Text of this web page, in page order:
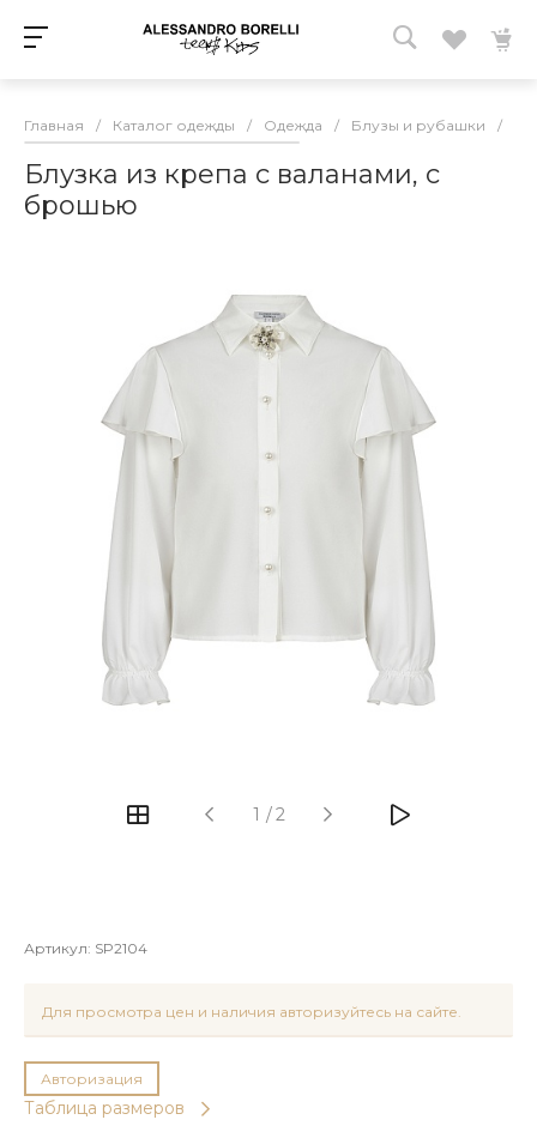
Главная / Каталог одежды / Одежда / Блузы и рубашки /
Блузка из крепа с валанами, с
брошью
1 /2
Артикул: SP2104
Для просмотра цен и наличия авторизуйтесь на сайте.
Авторизация
Таблица размеров